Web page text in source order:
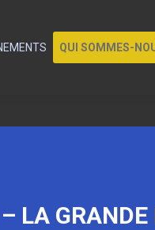
QUI SOMMES-
LA